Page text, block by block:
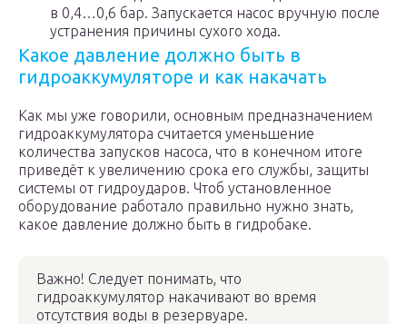
в 0,4…0,6 бар. Запускается насос вручную после
устранения причины сухого хода.
Какое давление должно быть в
гидроаккумуляторе и как накачать
Как мы уже говорили, основным предназначением
гидроаккумулятора считается уменьшение
количества запусков насоса, что в конечном итоге
приведёт к увеличению срока его службы, защиты
системы от гидроударов. Чтоб установленное
оборудование работало правильно нужно знать,
какое давление должно быть в гидробаке.
Важно! Следует понимать, что
гидроаккумулятор накачивают во время
отсутствия воды в резервуаре.